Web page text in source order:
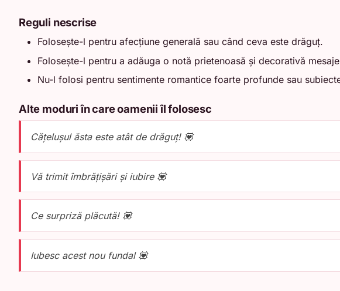
Reguli nescrise
Folosește-l pentru afecțiune generală sau când ceva este drăguț.
Folosește-l pentru a adăuga o notă prietenoasă și decorativă
Nu-l folosi pentru sentimente romantice foarte profunde sau
Alte moduri în care oamenii îl folosesc
Cățelușul ăsta este atât de drăguț! 💟
Vă trimit îmbrățișări și iubire 💟
Ce surpriză plăcută! 💟
Iubesc acest nou fundal 💟